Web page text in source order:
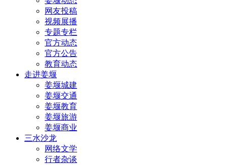
网友投稿
视频展播
专题专栏
官方动态
官方公告
教育动态
走进姜堰
姜堰城建
姜堰交通
姜堰教育
姜堰旅游
姜堰商业
三水沙龙
网络文学
行者杂谈